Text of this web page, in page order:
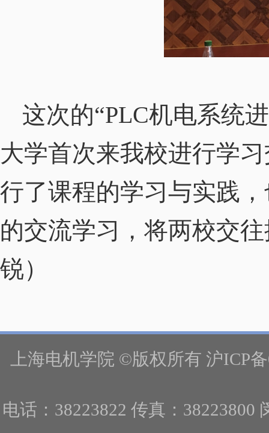
这次的“PLC机电系统
大学首次来我校进行学
行了课程的学习与实践
的交流学习，将两校交
锐）
上海电机学院 ©版权所有 沪ICP
电话：38223822 传真：